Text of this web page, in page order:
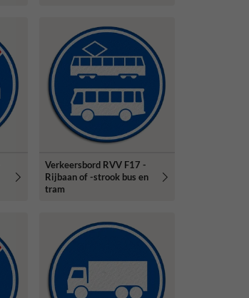
Verkeersbord RVV F17 -
Rijbaan of -strook bus en
tram